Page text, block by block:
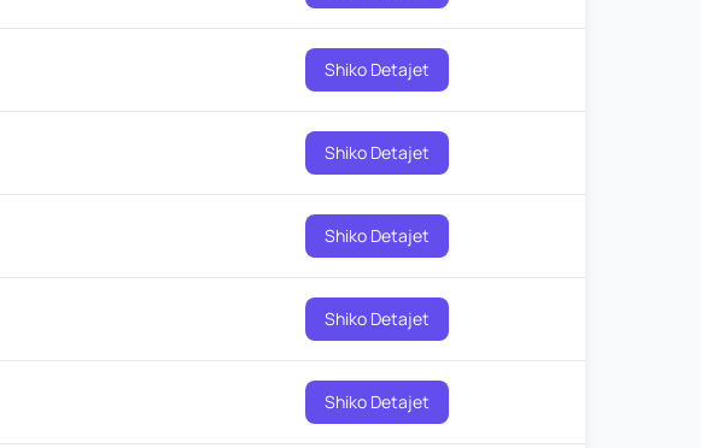
Shiko Detajet
Shiko Detajet
Shiko Detajet
Shiko Detajet
Shiko Detajet